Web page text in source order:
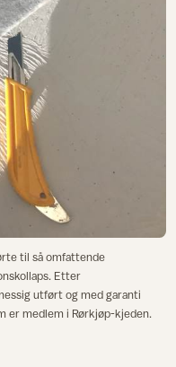
til så omfattende
Etter
utført og med garanti
er medlem i Rørkjøp-kjeden.